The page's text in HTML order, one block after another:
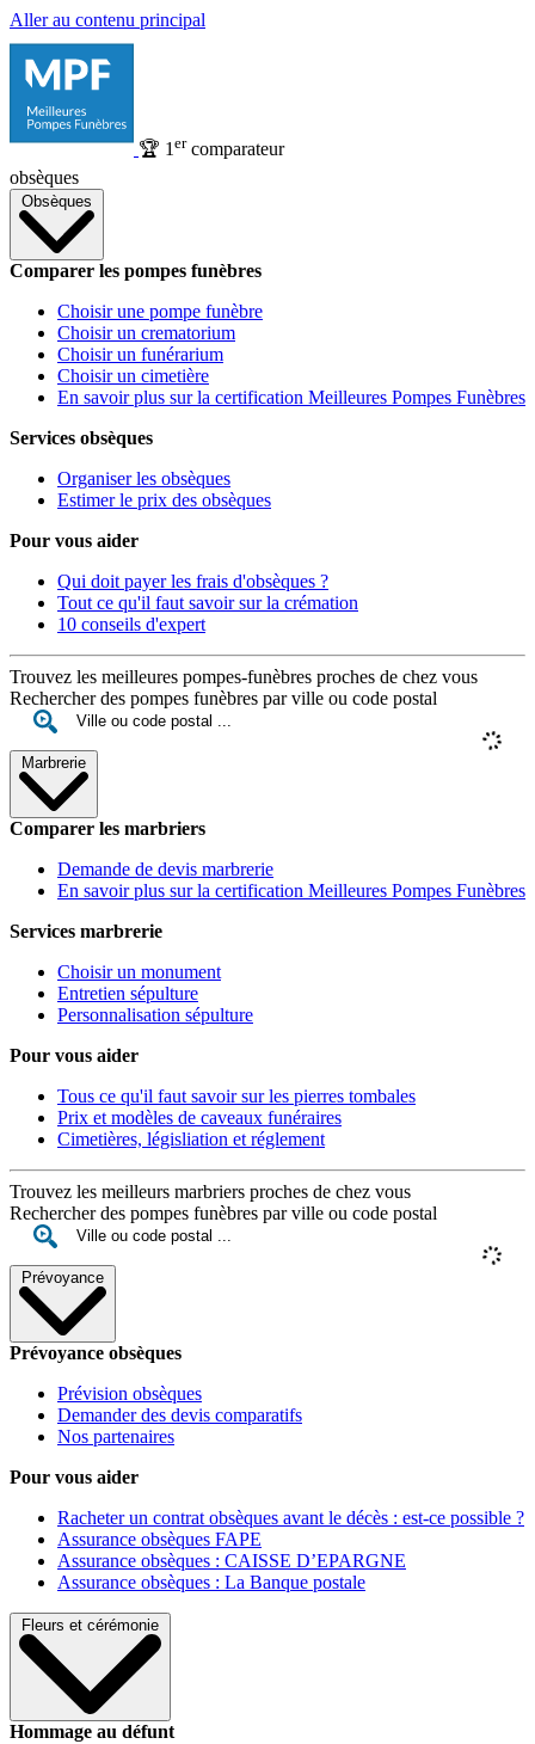
Aller au contenu principal
🏆 1 ercomparateur
obsèques
Obsèques
Comparer les pompes funèbres
Choisir une pompe funèbre
Choisir un crematorium
Choisir un funérarium
Choisir un cimetière
En savoir plus sur la certification Meilleures Pompes Funèbres
Services obsèques
Organiser les obsèques
Estimer le prix des obsèques
Pour vous aider
Qui doit payer les frais d'obsèques ?
Tout ce qu'il faut savoir sur la crémation
10 conseils d'expert
Trouvez les meilleures pompes-funèbres proches de chez vous
Rechercher des pompes funèbres par ville ou code postal
Marbrerie
Comparer les marbriers
Demande de devis marbrerie
En savoir plus sur la certification Meilleures Pompes Funèbres
Services marbrerie
Choisir un monument
Entretien sépulture
Personnalisation sépulture
Pour vous aider
Tous ce qu'il faut savoir sur les pierres tombales
Prix et modèles de caveaux funéraires
Cimetières, législiation et réglement
Trouvez les meilleurs marbriers proches de chez vous
Rechercher des pompes funèbres par ville ou code postal
Prévoyance
Prévoyance obsèques
Prévision obsèques
Demander des devis comparatifs
Nos partenaires
Pour vous aider
Racheter un contrat obsèques avant le décès : est-ce possible ?
Assurance obsèques FAPE
Assurance obsèques : CAISSE D’EPARGNE
Assurance obsèques : La Banque postale
Fleurs et cérémonie
Hommage au défunt